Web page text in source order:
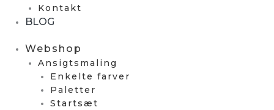
Kontakt
BLOG
Webshop
Ansigtsmaling
Enkelte farver
Paletter
Startsæt